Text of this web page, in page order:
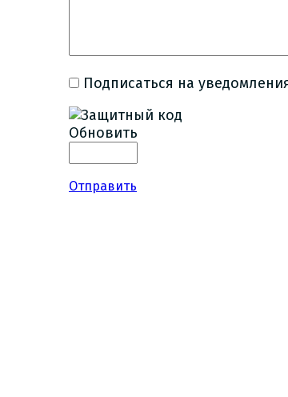
Подписаться на
Обновить
Отправить